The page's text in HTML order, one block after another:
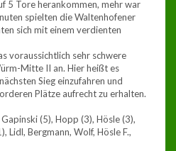
5 Tore herankommen, mehr war
spielten die Waltenhofener
sich mit einem verdienten
voraussichtlich sehr schwere
Mitte II an. Hier heißt es
Sieg einzufahren und
Plätze aufrecht zu erhalten.
(5), Hopp (3), Hösle (3),
Lidl, Bergmann, Wolf, Hösle F.,